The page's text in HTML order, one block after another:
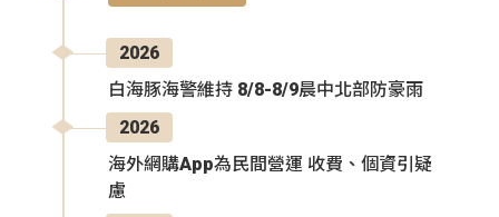
2026
白海豚海警維持 8/8-8/9晨中北部防豪雨
2026
海外網購App為民間營運 收費、個資引疑
慮